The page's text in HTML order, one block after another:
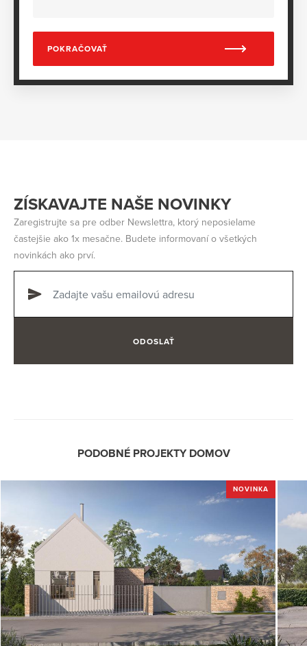
POKRAČOVAŤ
ZÍSKAVAJTE NAŠE NOVINKY
Zaregistrujte sa pre odber Newslettra, ktorý neposielame
častejšie ako 1x mesačne. Budete informovaní o všetkých
novinkách ako prví.
ODOSLAŤ
PODOBNÉ PROJEKTY DOMOV
NOVINKA